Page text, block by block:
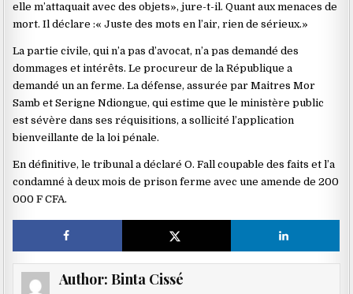
elle m’attaquait avec des objets», jure-t-il. Quant aux menaces de
mort. Il déclare :« Juste des mots en l’air, rien de sérieux.»
La partie civile, qui n’a pas d’avocat, n’a pas demandé des
dommages et intérêts. Le procureur de la République a
demandé un an ferme. La défense, assurée par Maitres Mor
Samb et Serigne Ndiongue, qui estime que le ministère public
est sévère dans ses réquisitions, a sollicité l’application
bienveillante de la loi pénale.
En définitive, le tribunal a déclaré O. Fall coupable des faits et l’a
condamné à deux mois de prison ferme avec une amende de 200
000 F CFA.
Author: Binta Cissé